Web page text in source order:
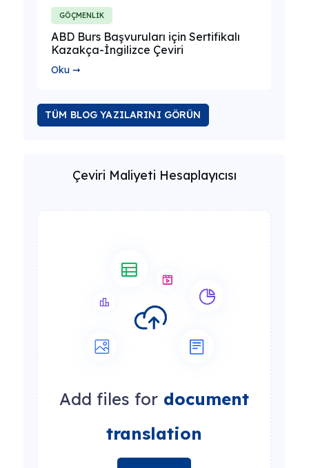
GÖÇMENLİK
ABD Burs Başvuruları için Sertifikalı
Kazakça-İngilizce Çeviri
Oku ➞
TÜM BLOG YAZILARINI GÖRÜN
Çeviri Maliyeti Hesaplayıcısı
Add files for document
translation